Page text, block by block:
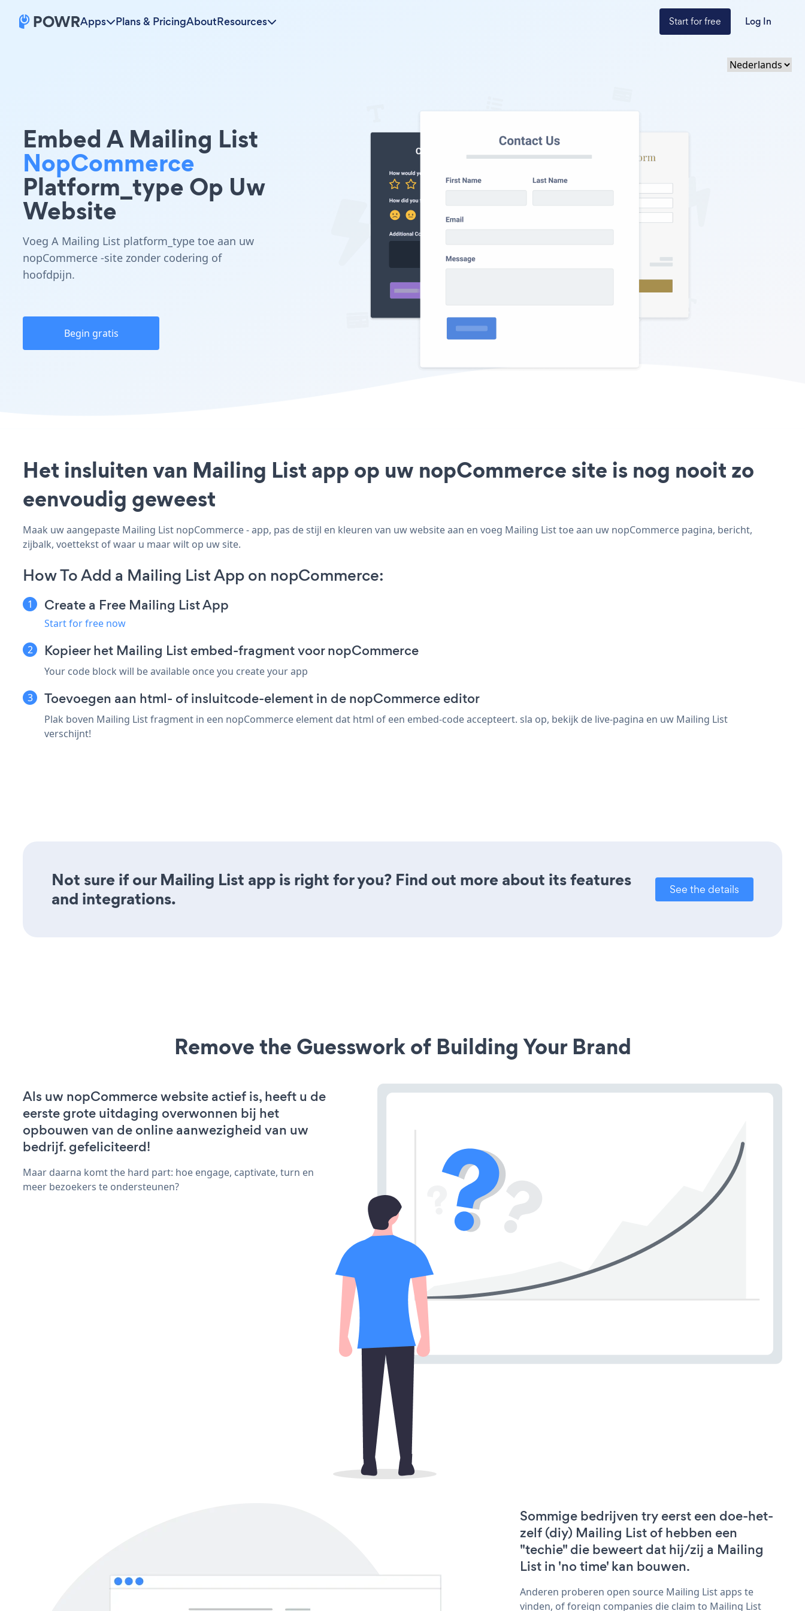
Apps Plans & PricingAboutResources Start for free Log In
Embed A Mailing List
NopCommerce
Platform_type Op Uw
Website
Voeg A Mailing List platform_type toe aan uw
nopCommerce -site zonder codering of
hoofdpijn.
Begin gratis
Het insluiten van Mailing List app op uw nopCommerce site is nog nooit zo
eenvoudig geweest
Maak uw aangepaste Mailing List nopCommerce - app, pas de stijl en kleuren van uw website aan en voeg Mailing List toe aan uw nopCommerce pagina, bericht,
zijbalk, voettekst of waar u maar wilt op uw site.
How To Add a Mailing List App on nopCommerce:
Create a Free Mailing List App
Start for free now
Kopieer het Mailing List embed-fragment voor nopCommerce
Your code block will be available once you create your app
Toevoegen aan html- of insluitcode-element in de nopCommerce editor
Plak boven Mailing List fragment in een nopCommerce element dat html of een embed-code accepteert. sla op, bekijk de live-pagina en uw Mailing List
verschijnt!
Not sure if our Mailing List app is right for you? Find out more about its features
and integrations.
See the details
Remove the Guesswork of Building Your Brand
Als uw nopCommerce website actief is, heeft u de
eerste grote uitdaging overwonnen bij het
opbouwen van de online aanwezigheid van uw
bedrijf. gefeliciteerd!
Maar daarna komt the hard part: hoe engage, captivate, turn en
meer bezoekers te ondersteunen?
Sommige bedrijven try eerst een doe-het-
zelf (diy) Mailing List of hebben een
"techie" die beweert dat hij/zij a Mailing
List in 'no time' kan bouwen.
Anderen proberen open source Mailing List apps te
vinden, of foreign companies die claim to Mailing List